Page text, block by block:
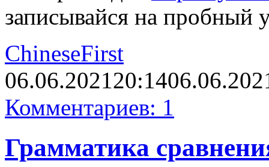
записывайся на пробный
ChineseFirst
06.06.202120:14
Комментариев: 1
Грамматика